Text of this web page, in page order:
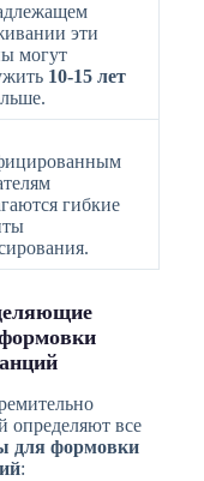
эти
могут
10-15 лет
гибкие
определяют все
формовки
: